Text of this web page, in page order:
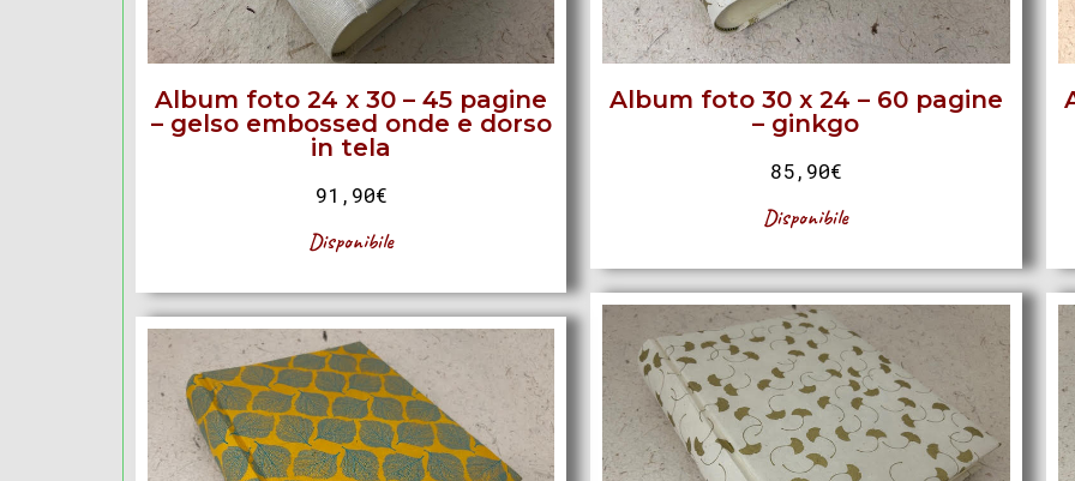
Album foto 24 x 30 – 45 pagine
– gelso embossed onde e dorso
in tela
91,90€
Disponibile
Album foto 30 x 24 – 60 pagine
– ginkgo
85,90€
Disponibile